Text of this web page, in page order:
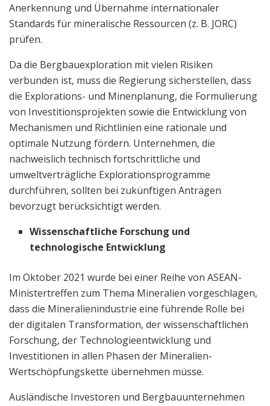
Anerkennung und Übernahme internationaler
Standards für mineralische Ressourcen (z. B. JORC)
prüfen.
Da die Bergbauexploration mit vielen Risiken
verbunden ist, muss die Regierung sicherstellen, dass
die Explorations- und Minenplanung, die Formulierung
von Investitionsprojekten sowie die Entwicklung von
Mechanismen und Richtlinien eine rationale und
optimale Nutzung fördern. Unternehmen, die
nachweislich technisch fortschrittliche und
umweltverträgliche Explorationsprogramme
durchführen, sollten bei zukünftigen Anträgen
bevorzugt berücksichtigt werden.
Wissenschaftliche Forschung und
technologische Entwicklung
Im Oktober 2021 wurde bei einer Reihe von ASEAN-
Ministertreffen zum Thema Mineralien vorgeschlagen,
dass die Mineralienindustrie eine führende Rolle bei
der digitalen Transformation, der wissenschaftlichen
Forschung, der Technologieentwicklung und
Investitionen in allen Phasen der Mineralien-
Wertschöpfungskette übernehmen müsse.
Ausländische Investoren und Bergbauunternehmen